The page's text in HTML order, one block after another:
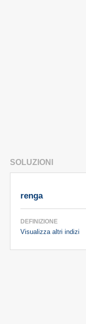
SOLUZIONI
renga
DEFINIZIONE
Visualizza altri indizi